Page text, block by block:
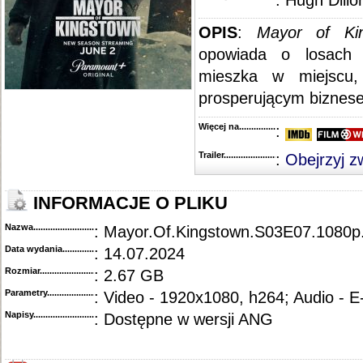
OPIS: Mayor of
opowiada o losach
mieszka w
prosperującym
Więcej na........................................
:
Trailer...........................................
: Obejrzyj
INFORMACJE O PLIKU
Nazwa.............................................
:
Data wydania......................................
: 14.07.2024
Rozmiar...........................................
: 2.67 GB
Parametry.........................................: Video - 1920x1080, h264; Audio -
Napisy............................................: Dostępne w wersji ANG